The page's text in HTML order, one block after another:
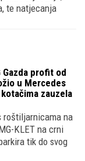
te natjecanja
Gazda profit od
u Mercedes
zauzela
roštiljarnicama na
KLET na crni
tik do svog